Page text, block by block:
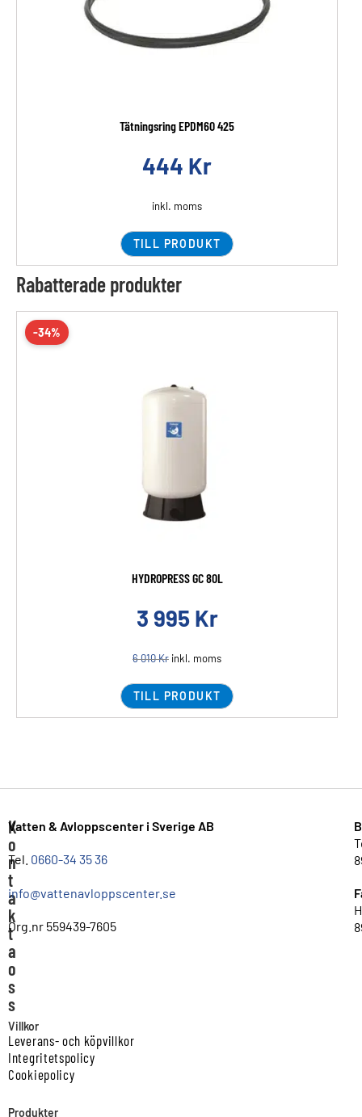
Tätningsring EPDM60 425
444 Kr
inkl. moms
TILL PRODUKT
Rabatterade produkter
-34%
HYDROPRESS GC 80L
3 995 Kr
6 010Kr inkl. moms
TILL PRODUKT
K
o
n
t
a
k
t
a
o
s
s
Vatten & Avloppscenter i Sverige AB
Tel. 0660-34 35 36
info@vattenavloppscenter.se
Org.nr 559439-7605
Villkor
Leverans- och köpvillkor
Integritetspolicy
Cookiepolicy
Produkter